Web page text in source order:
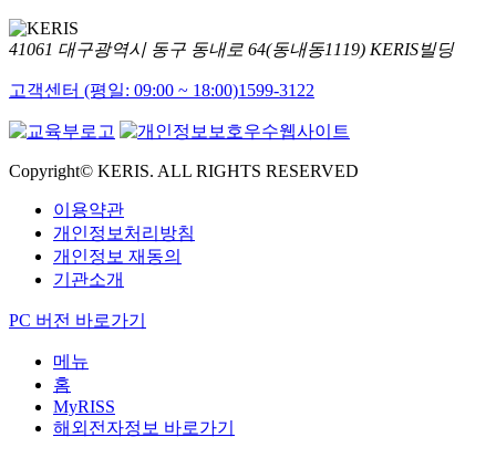
41061 대구광역시 동구 동내로 64(동내동1119) KERIS빌딩
고객센터 (평일: 09:00 ~ 18:00)1599-3122
Copyright© KERIS. ALL RIGHTS RESERVED
이용약관
개인정보처리방침
개인정보 재동의
기관소개
PC 버전 바로가기
메뉴
홈
MyRISS
해외전자정보 바로가기